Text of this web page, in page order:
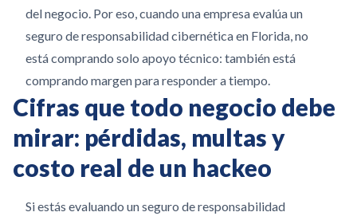
del negocio. Por eso, cuando una empresa evalúa un
seguro de responsabilidad cibernética en Florida, no
está comprando solo apoyo técnico: también está
comprando margen para responder a tiempo.
Cifras que todo negocio debe
mirar: pérdidas, multas y
costo real de un hackeo
Si estás evaluando un seguro de responsabilidad